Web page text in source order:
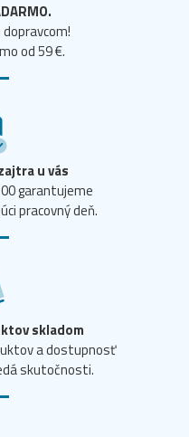
od 59 €.
u vás
garantujeme
pracovný deň.
skladom
a dostupnosť
skutočnosti.